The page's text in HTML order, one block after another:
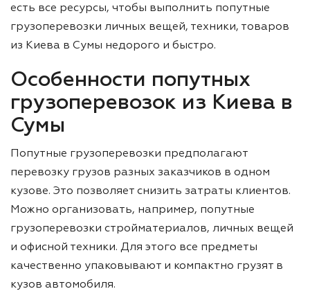
есть все ресурсы, чтобы выполнить попутные
грузоперевозки личных вещей, техники, товаров
из Киева в Сумы недорого и быстро.
Особенности попутных
грузоперевозок из Киева в
Сумы
Попутные грузоперевозки предполагают
перевозку грузов разных заказчиков в одном
кузове. Это позволяет снизить затраты клиентов.
Можно организовать, например, попутные
грузоперевозки стройматериалов, личных вещей
и офисной техники. Для этого все предметы
качественно упаковывают и компактно грузят в
кузов автомобиля.